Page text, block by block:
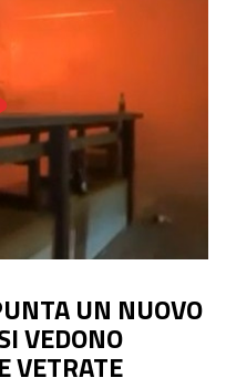
UN NUOVO
VEDONO
VETRATE